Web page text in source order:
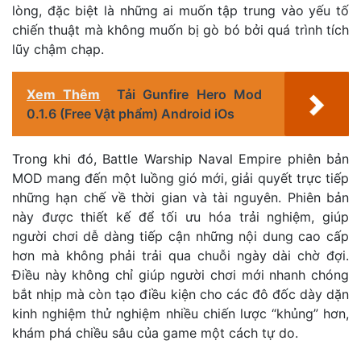
lòng, đặc biệt là những ai muốn tập trung vào yếu tố
chiến thuật mà không muốn bị gò bó bởi quá trình tích
lũy chậm chạp.
Xem Thêm
Tải Gunfire Hero Mod
0.1.6 (Free Vật phẩm) Android iOs
Trong khi đó, Battle Warship Naval Empire phiên bản
MOD mang đến một luồng gió mới, giải quyết trực tiếp
những hạn chế về thời gian và tài nguyên. Phiên bản
này được thiết kế để tối ưu hóa trải nghiệm, giúp
người chơi dễ dàng tiếp cận những nội dung cao cấp
hơn mà không phải trải qua chuỗi ngày dài chờ đợi.
Điều này không chỉ giúp người chơi mới nhanh chóng
bắt nhịp mà còn tạo điều kiện cho các đô đốc dày dặn
kinh nghiệm thử nghiệm nhiều chiến lược “khủng” hơn,
khám phá chiều sâu của game một cách tự do.